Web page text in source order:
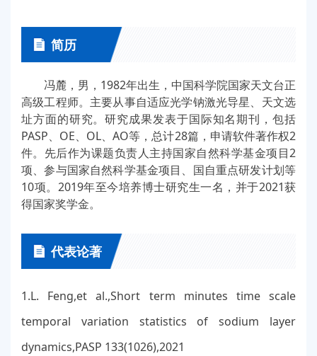
简历
冯麓，男，1982年出生，中国科学院国家天文台正
高级工程师。主要从事自适应光学钠激光导星、天文选
址方面的研究。研究成果发表于国际知名期刊，包括
PASP、OE、OL、AO等，总计28篇，申请软件著作权2
件。先后作为课题负责人主持国家自然科学基金项目2
项、参与国家自然科学基金项目、国自重点研发计划等
10项。2019年至今培养博士研究生一名，并于2021获
得国家奖学金。
代表论著
1.L. Feng,et al.,Short term minutes time scale
temporal variation statistics of sodium layer
dynamics,PASP 133(1026),2021